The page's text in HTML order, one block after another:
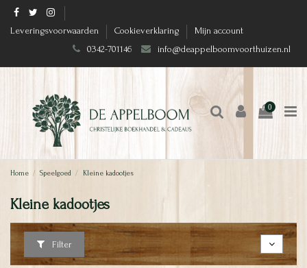
Leveringsvoorwaarden Cookieverklaring
Mijn account
0342-701146
info@deappelboomvoorthuizen.nl
0
Home Speelgoed Kleine kadootjes
Kleine kadootjes
Filter